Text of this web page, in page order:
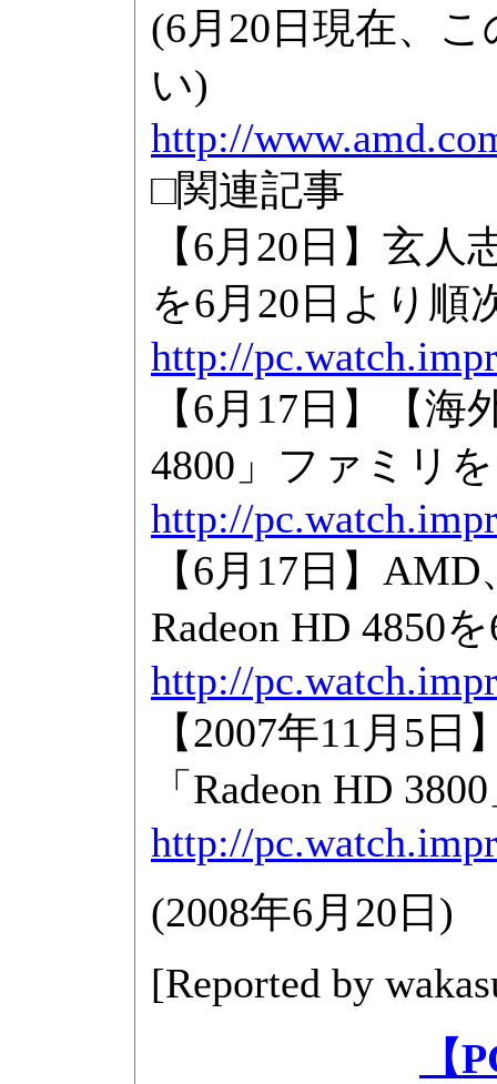
(6月20日現在、
い)
http://
□関連記事
【6月20日】玄人
を6月20日より順
http://
【6月17日】【海
4800」ファミリ
http://
【6月17日】
Radeon HD 4850
http://
【2007年11月5
「Radeon HD
http://
(2008年6月20日 )
[Reported by
【